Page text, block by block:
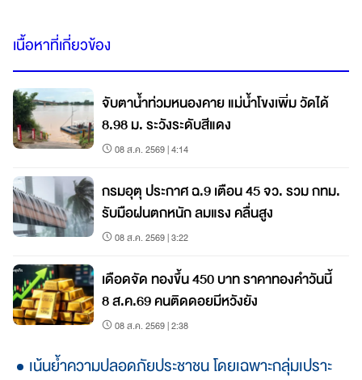
เนื้อหาที่เกี่ยวข้อง
จับตาน้ำท่วมหนองคาย แม่น้ำโขงเพิ่ม วัดได้
8.98 ม. ระวังระดับสีแดง
08 ส.ค. 2569 | 4:14
กรมอุตุ ประกาศ ฉ.9 เตือน 45 จว. รวม กทม.
รับมือฝนตกหนัก ลมแรง คลื่นสูง
08 ส.ค. 2569 | 3:22
เดือดจัด ทองขึ้น 450 บาท ราคาทองคำวันนี้
8 ส.ค.69 คนติดดอยมีหวังยัง
08 ส.ค. 2569 | 2:38
เน้นย้ำความปลอดภัยประชาชน โดยเฉพาะกลุ่มเปราะ